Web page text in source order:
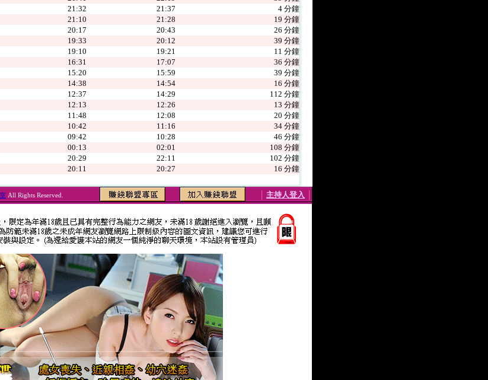
21:32 21:37
4 分鐘
21:10 21:28
19 分鐘
20:17 20:43
26 分鐘
19:33 20:12
39 分鐘
19:10 19:21
11 分鐘
16:31 17:07
36 分鐘
15:20 15:59
39 分鐘
14:38 14:54
16 分鐘
12:37 14:29
112 分鐘
12:13 12:26
13 分鐘
11:48 12:08
20 分鐘
10:42 11:16
34 分鐘
09:42 10:28
46 分鐘
00:13 02:01
108 分鐘
20:29 22:11
102 分鐘
20:11 20:27 16 分鐘
All Rights Reserved. 主持人登入